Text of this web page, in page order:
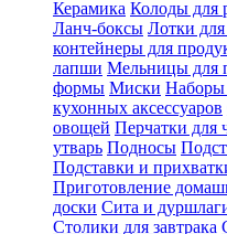
Керамика Колоды для
Ланч-боксы Лотки
контейнеры для
лапши Мельницы для
формы Миски Наборы
кухонных аксессуаров
овощей Перчатки для
утварь Подносы
Подставки и
Приготовление
доски Сита и
Столики для завтрака